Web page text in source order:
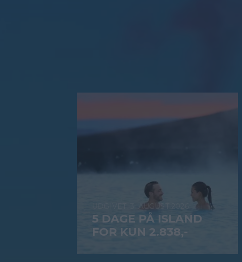
3. AUGUST 2026
5 DAGE PÅ ISLAND
FOR KUN 2.838,-